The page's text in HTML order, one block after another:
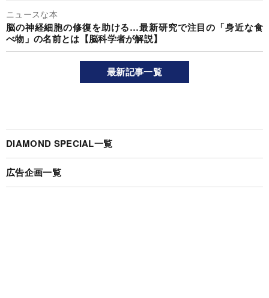
ニュースな本
脳の神経細胞の修復を助ける…最新研究で注目の「身近な食
べ物」の名前とは【脳科学者が解説】
最新記事一覧
DIAMOND SPECIAL一覧
広告企画一覧